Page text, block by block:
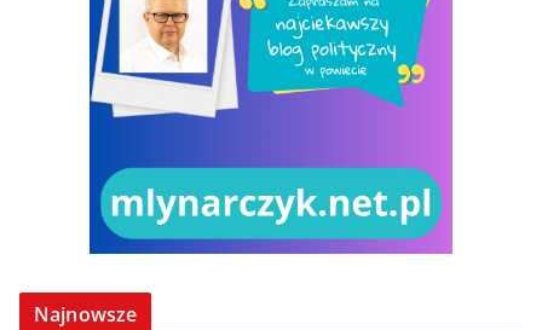
Najnowsze